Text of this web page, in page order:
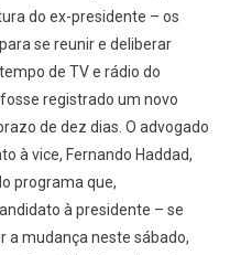
do ex-presidente – os
se reunir e deliberar
de TV e rádio do
registrado um novo
de dez dias. O advogado
à vice, Fernando Haddad,
programa que,
à presidente – se
a mudança neste sábado,